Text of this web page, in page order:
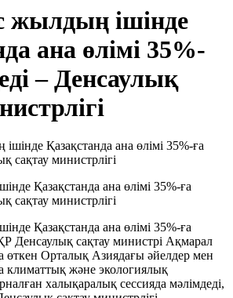
жылдың ішінде
ана өлімі 35%-
– Денсаулық
Қазақстанда ана өлімі 35%-ға
сақтау министрлігі
Қазақстанда ана өлімі 35%-ға
Денсаулық сақтау министрі Ақмарал
өткен Орталық Азиядағы әйелдер мен
климаттық және экологиялық
халықаралық сессияда мәлімдеді,